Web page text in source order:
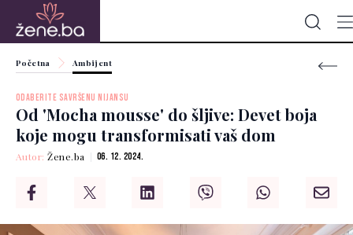
Početna Ambijent
ODABERITE SAVRŠENU NIJANSU
Od 'Mocha mousse' do šljive: Devet boja
koje mogu transformisati vaš dom
Autor:Žene.ba 06. 12. 2024.